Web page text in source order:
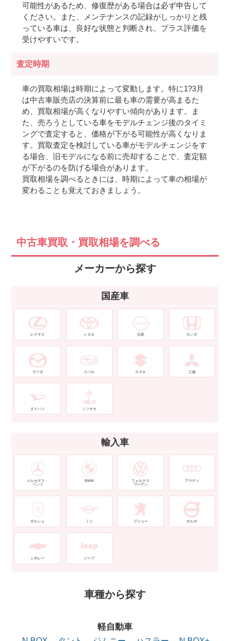
可能性があるため、修復歴がある場合は必ず申告して
ください。また、メンテナンスの記録がしっかりと残
っている車は、良好な状態と判断され、プラス評価を
受けやすいです。
査定時期
車の買取相場は時期によって変動します。特に1?3月
は中古車販売店の決算前に最も車の需要が高まるた
め、買取相場が高くなりやすい傾向があります。ま
た、売ろうとしている車をモデルチェンジ後のタイミ
ングで査定すると、価格が下がる可能性が高くなりま
す。買取査定を検討している車がモデルチェンジをす
る場合、旧モデルになる前に売却することで、査定額
が下がるのを防げる場合があります。
買取相場を調べるときには、時期によって車の相場が
変わることも覚えておきましょう。
中古車買取・買取相場を調べる
メーカーから探す
国産車
レクサス トヨタ 日産 ホンダ
マツダ スバル スズキ 三菱
ダイハツ ミツオカ
輸入車
メルセデス・
ベンツ
BMW
フォルクス
ワーゲン
アウディ
ポルシェ ミニ プジョー ボルボ
シボレー ジープ
車種から探す
軽自動車